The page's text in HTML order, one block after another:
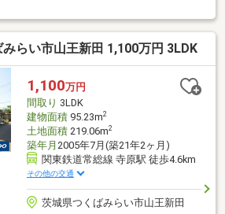
ーンが他社では断られた。（年齢、年
）(2)借入れ金額が足らないけど、購入
車のローンやカードローンがあり、難し
、状況でも当社独自のノウハウで住宅ロ
。あきらめる前に、ぜひ一度当社まで
らい市山王新田 1,100万円 3LDK
1,100万円
間取り 3LDK
建物面積95.23m2
土地面積219.06m2
築年月 2005年7月(築21年2ヶ月)
関東鉄道常総線 寺原駅 徒歩4.6km
その他の交通
茨城県つくばみらい市山王新田